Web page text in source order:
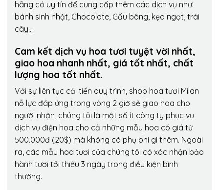
hãng có uy tín để cung cấp thêm các dịch vụ như:
bánh sinh nhật, Chocolate, Gấu bông, kẹo ngọt, trái
cây…
Cam kết dịch vụ hoa tươi tuyệt vời nhất,
giao hoa nhanh nhất, giá tốt nhất, chất
lượng hoa tốt nhất.
Với sự liên tục cải tiến quy trình, shop hoa tươi Milan
nỗ lực đáp ứng trong vòng 2 giờ sẽ giao hoa cho
người nhận, chúng tôi là một số ít công ty phục vụ
dịch vụ điện hoa cho cả những mẫu hoa có giá từ
500.000đ (20$) mà không có phụ phí gì thêm. Ngoài
ra, các mẫu hoa tươi của chúng tôi có xác nhận bảo
hành tươi tối thiểu 3 ngày trong điều kiện bình
thường.